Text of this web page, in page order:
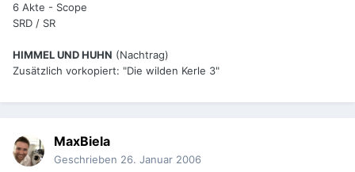
6 Akte - Scope
SRD / SR
HIMMEL UND HUHN (Nachtrag)
Zusätzlich vorkopiert: "Die wilden Kerle 3"
MaxBiela
Geschrieben 26. Januar 2006